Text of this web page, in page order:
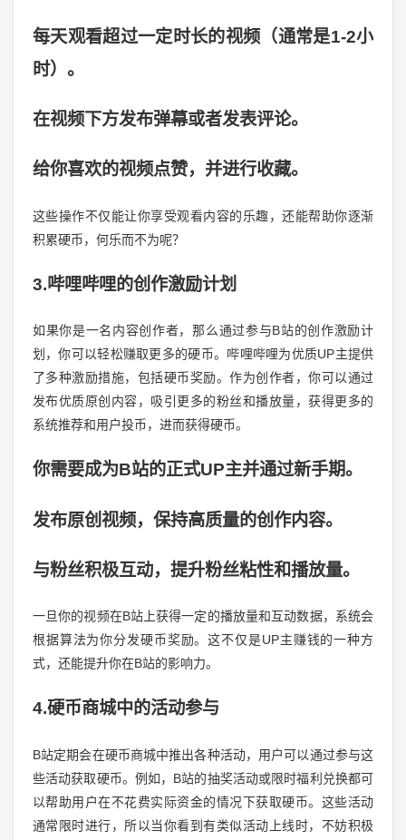
每天观看超过一定时长的视频（通常是1-2小
时）。
在视频下方发布弹幕或者发表评论。
给你喜欢的视频点赞，并进行收藏。
这些操作不仅能让你享受观看内容的乐趣，还能帮助你逐渐
积累硬币，何乐而不为呢？
3.哔哩哔哩的创作激励计划
如果你是一名内容创作者，那么通过参与B站的创作激励计
划，你可以轻松赚取更多的硬币。哔哩哔哩为优质UP主提供
了多种激励措施，包括硬币奖励。作为创作者，你可以通过
发布优质原创内容，吸引更多的粉丝和播放量，获得更多的
系统推荐和用户投币，进而获得硬币。
你需要成为B站的正式UP主并通过新手期。
发布原创视频，保持高质量的创作内容。
与粉丝积极互动，提升粉丝粘性和播放量。
一旦你的视频在B站上获得一定的播放量和互动数据，系统会
根据算法为你分发硬币奖励。这不仅是UP主赚钱的一种方
式，还能提升你在B站的影响力。
4.硬币商城中的活动参与
B站定期会在硬币商城中推出各种活动，用户可以通过参与这
些活动获取硬币。例如，B站的抽奖活动或限时福利兑换都可
以帮助用户在不花费实际资金的情况下获取硬币。这些活动
通常限时进行，所以当你看到有类似活动上线时，不妨积极